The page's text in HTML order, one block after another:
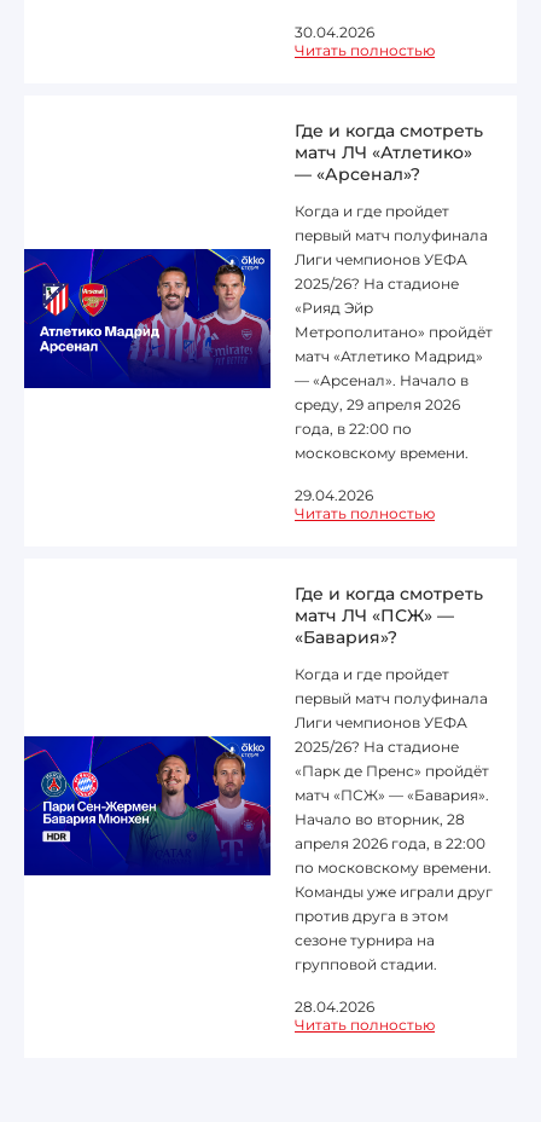
30.04.2026
Читать полностью
Где и когда смотреть
матч ЛЧ «Атлетико»
— «Арсенал»?
Когда и где пройдет
первый матч полуфинала
Лиги чемпионов УЕФА
2025/26? На стадионе
«Рияд Эйр
Метрополитано» пройдёт
матч «Атлетико Мадрид»
— «Арсенал». Начало в
среду, 29 апреля 2026
года, в 22:00 по
московскому времени.
29.04.2026
Читать полностью
Где и когда смотреть
матч ЛЧ «ПСЖ» —
«Бавария»?
Когда и где пройдет
первый матч полуфинала
Лиги чемпионов УЕФА
2025/26? На стадионе
«Парк де Пренс» пройдёт
матч «ПСЖ» — «Бавария».
Начало во вторник, 28
апреля 2026 года, в 22:00
по московскому времени.
Команды уже играли друг
против друга в этом
сезоне турнира на
групповой стадии.
28.04.2026
Читать полностью